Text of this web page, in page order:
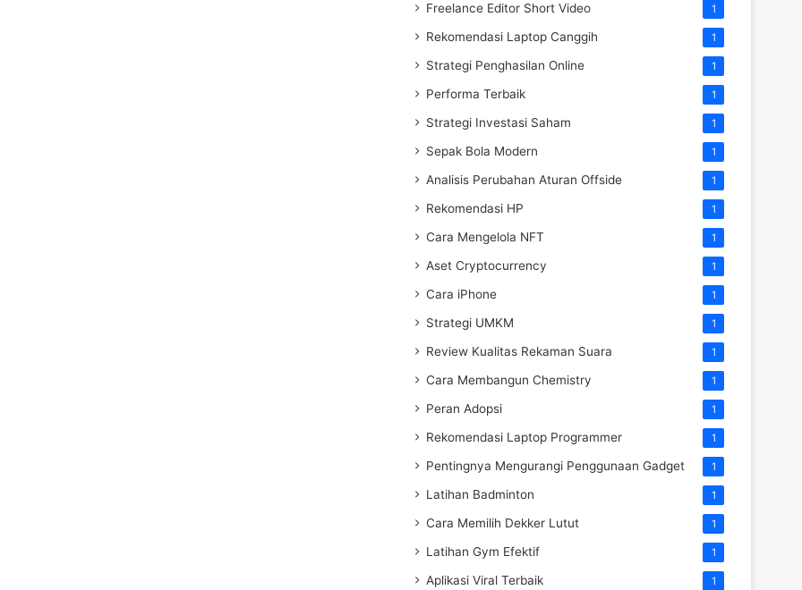
Freelance Editor Short Video 1
Rekomendasi Laptop Canggih 1
Strategi Penghasilan Online 1
Performa Terbaik 1
Strategi Investasi Saham 1
Sepak Bola Modern 1
Analisis Perubahan Aturan Offside 1
Rekomendasi HP 1
Cara Mengelola NFT 1
Aset Cryptocurrency 1
Cara iPhone 1
Strategi UMKM 1
Review Kualitas Rekaman Suara 1
Cara Membangun Chemistry 1
Peran Adopsi 1
Rekomendasi Laptop Programmer 1
Pentingnya Mengurangi Penggunaan Gadget 1
Latihan Badminton 1
Cara Memilih Dekker Lutut 1
Latihan Gym Efektif 1
Aplikasi Viral Terbaik 1